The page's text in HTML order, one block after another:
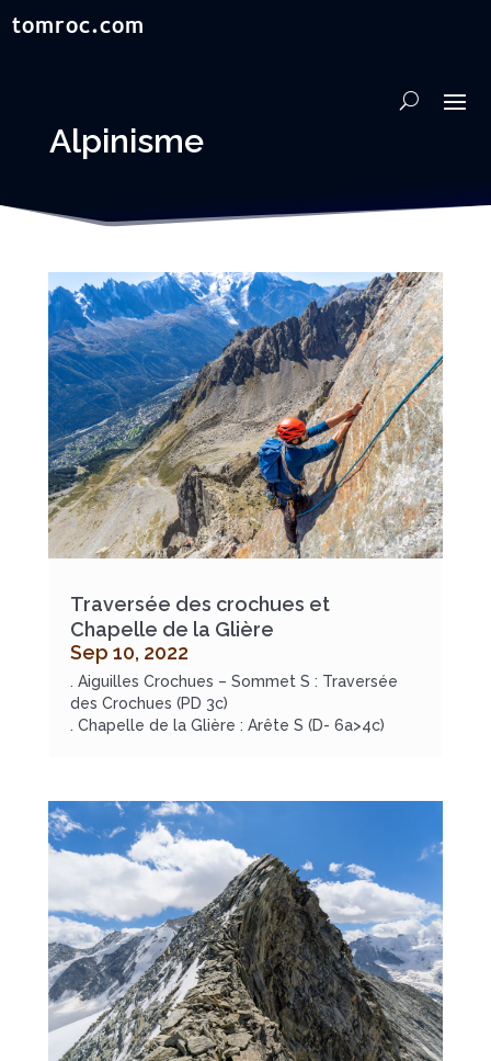
Alpinisme
Traversée des crochues et
Chapelle de la Glière
Sep 10, 2022
. Aiguilles Crochues – Sommet S : Traversée
des Crochues (PD 3c)
. Chapelle de la Glière : Arête S (D- 6a>4c)